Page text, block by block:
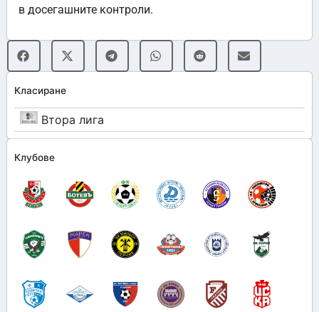
Класиране
Втора лига
Клубове
в досегашните контроли.